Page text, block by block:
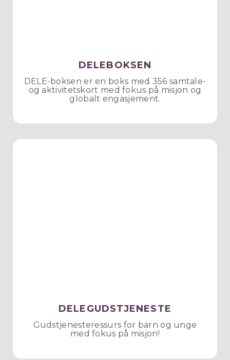
DELEBOKSEN
DELE-boksen er en boks med 356 samtale-
og aktivitetskort med fokus på misjon og
globalt engasjement.
DELEGUDSTJENESTE
Gudstjenesteressurs for barn og unge
med fokus på misjon!